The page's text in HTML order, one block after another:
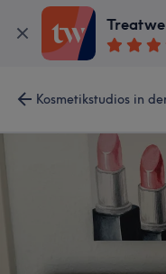
Kosmetikstudios in